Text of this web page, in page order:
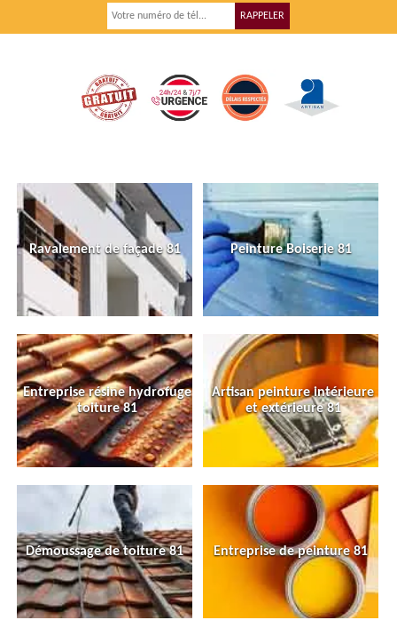
Ravalement de façade 81 Peinture Boiserie 81
Entreprise résine hydrofuge
toiture 81
Artisan peinture intérieure
et extérieure 81
Démoussage de toiture 81 Entreprise de peinture 81